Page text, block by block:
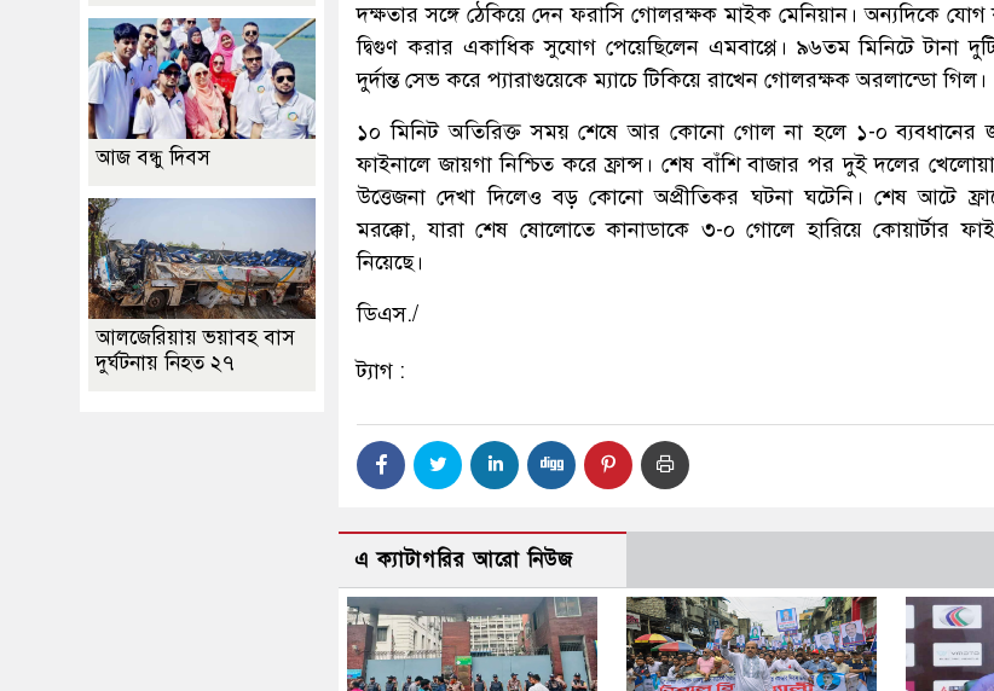
দক্ষতার সঙ্গে ঠেকিয়ে দেন ফরাসি গোলরক্ষক মাইক মেনিয়ান। অন্যদিকে
দ্বিগুণ করার একাধিক সুযোগ পেয়েছিলেন এমবাপ্পে। ৯৬তম মিনিটে টানা
দুর্দান্ত সেভ করে প্যারাগুয়েকে ম্যাচে টিকিয়ে রাখেন গোলরক্ষক অরলান্ডো গিল।
১০ মিনিট অতিরিক্ত সময় শেষে আর কোনো গোল না হলে ১-০ ব্যবধানের
ফাইনালে জায়গা নিশ্চিত করে ফ্রান্স। শেষ বাঁশি বাজার পর দুই দলের
উত্তেজনা দেখা দিলেও বড় কোনো অপ্রীতিকর ঘটনা ঘটেনি। শেষ আটে
মরক্কো, যারা শেষ ষোলোতে কানাডাকে ৩-০ গোলে হারিয়ে কোয়ার্টার
নিয়েছে।
ডিএস./
ট্যাগ :
এ ক্যাটাগরির আরো নিউজ
আজ বন্ধু দিবস
আলজেরিয়ায় ভয়াবহ বাস
দুর্ঘটনায় নিহত ২৭